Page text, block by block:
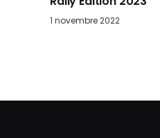
1 novembre 2022